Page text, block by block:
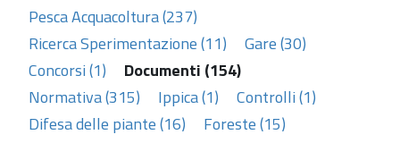
Pesca Acquacoltura (237)
Ricerca Sperimentazione (11)
Gare (30)
Concorsi (1)
Documenti (154)
Normativa (315)
Ippica (1)
Controlli (1)
Difesa delle piante (16)
Foreste (15)